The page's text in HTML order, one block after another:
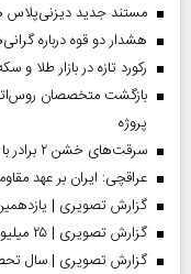
مستند جدید دیزنی‌پلاس
هشدار دو قوه درباره
رکورد تازه در بازار طلا و سکه؛ سکه
پروژه
سرقت‌های خشن ۲ برادر با چوبه دار گره خورد
عراقچی: ایران بر عهد
گزارش تصویری |
گزارش تصویری | ۲۵ میلیون خدمت ثبتی در یک سال
گزارش تصویری | سال